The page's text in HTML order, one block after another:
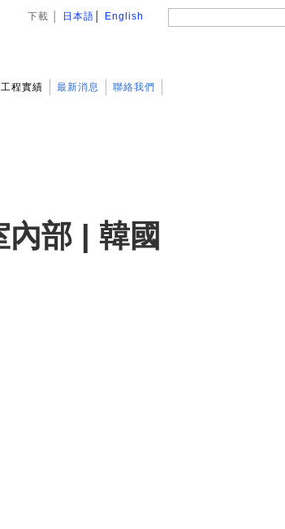
下載 日本語 English
工程實績 最新消息 聯絡我們
部 | 韓國